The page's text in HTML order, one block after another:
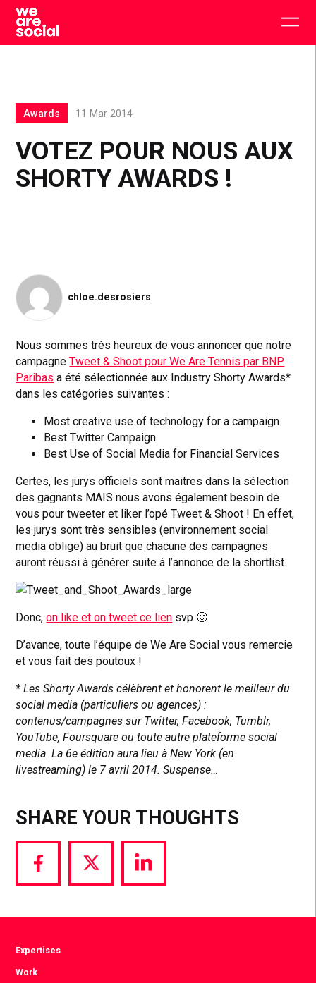
Skip
content
VOTEZ POUR NOUS AUX
SHORTY AWARDS !
Awards 11 Mar 2014
chloe.desrosiers
Nous sommes très heureux de vous annoncer que notre
campagneTweet & Shoot pour We Are Tennis par BNP
Paribas a été sélectionnée aux Industry Shorty Awards*
dans les catégories suivantes :
Most creative use of technology for a campaign
Best Twitter Campaign
Best Use of Social Media for Financial Services
Certes, les jurys officiels sont maitres dans la sélection
des gagnants MAIS nous avons également besoin de
vous pour tweeter et liker l’opé Tweet & Shoot ! En effet,
les jurys sont très sensibles (environnement social
media oblige) au bruit que chacune des campagnes
auront réussi à générer suite à l’annonce de la shortlist.
Donc,on like et on tweet ce lien svp 🙂
D’avance, toute l’équipe de We Are Social vous remercie
et vous fait des poutoux !
* Les Shorty Awards célèbrent et honorent le meilleur du
social media (particuliers ou agences) :
contenus/campagnes sur Twitter, Facebook, Tumblr,
YouTube, Foursquare ou toute autre plateforme social
media. La 6e édition aura lieu à New York (en
livestreaming) le 7 avril 2014. Suspense…
SHARE YOUR THOUGHTS
Share
via
Share
via
Share
via
Expertises
Work